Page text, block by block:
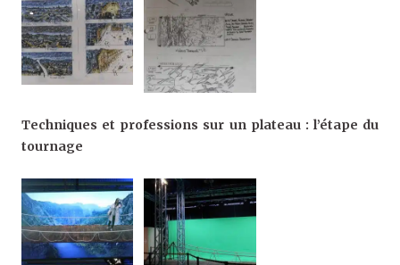
Techniques et professions sur un plateau : l’étape du
tournage